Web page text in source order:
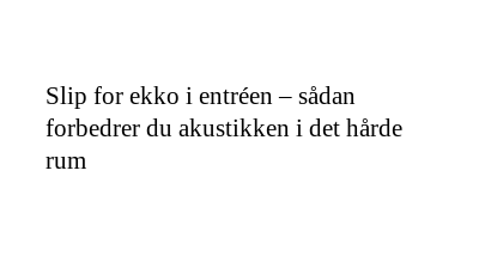
Slip for ekko i entréen – sådan
forbedrer du akustikken i det hårde
rum